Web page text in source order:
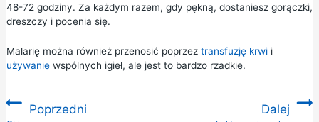
48-72 godziny. Za każdym razem, gdy pękną, dostaniesz gorączki,
dreszczy i pocenia się.
Malarię można również przenosić poprzez transfuzję krwii
używaniewspólnych igieł, ale jest to bardzo rzadkie.
Poprzedni Dalej